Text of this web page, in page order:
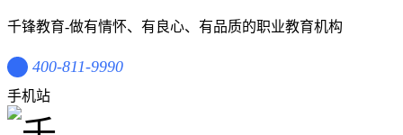
千锋教育-做有情怀、有良心、有品质的职业教育机构
400-811-9990
手机站